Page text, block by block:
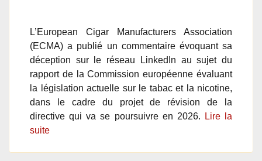
L’European Cigar Manufacturers Association
(ECMA) a publié un commentaire évoquant sa
déception sur le réseau LinkedIn au sujet du
rapport de la Commission européenne évaluant
la législation actuelle sur le tabac et la nicotine,
dans le cadre du projet de révision de la
directive qui va se poursuivre en 2026.
Lire la
suite